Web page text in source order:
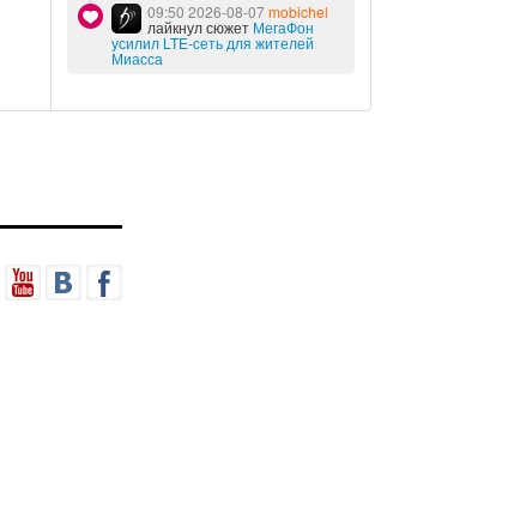
09:50 2026-08-07mobichel
лайкнул сюжет МегаФон
усилил LTE-сеть для жителей
Миасса